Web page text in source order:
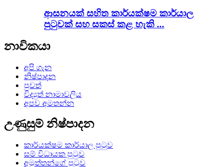
ආසනයක් සහිත කාර්යක්ෂම කාර්යාල
පුටුවක් සහ සකස් කළ හැකි ...
නාවිකයා
අපි ගැන
නිෂ්පාදන
පුවත්
විද්‍යුත් නාමාවලිය
අපව අමතන්න
උණුසුම් නිෂ්පාදන
කාර්යක්ෂම කාර්යාල පුටුව
සම් විධායක පුටුව
අමුත්තන්ගේ පුටුව